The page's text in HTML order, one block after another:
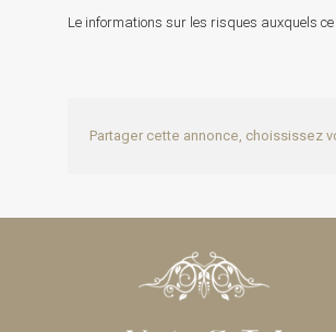
Le informations sur les risques auxquels
Partager cette annonce, choississez